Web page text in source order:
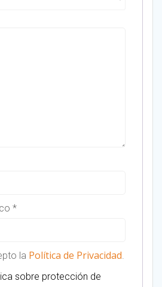
*
la Política de Privacidad.
sobre protección de